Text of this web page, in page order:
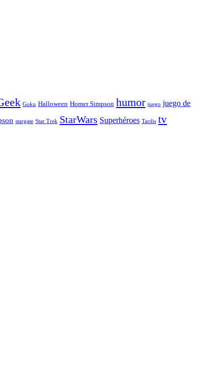
Goku Halloween Homer Simpson humor juego juego de
stargate Star Trek StarWars Superhéroes Tardis tv